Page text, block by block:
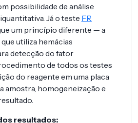
possibilidade de análise
Já o teste FR
um princípio diferente — a
utiliza hemácias
detecção do fator
de todos os testes
do reagente em uma placa
amostra, homogeneização e
resultados: